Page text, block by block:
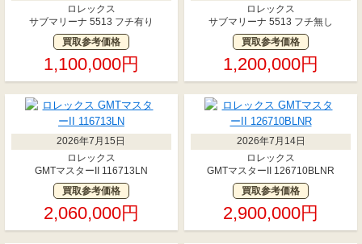
ロレックス
サブマリーナ 5513 フチ有り
買取参考価格
1,100,000円
ロレックス
サブマリーナ 5513 フチ無し
買取参考価格
1,200,000円
2026年7月15日
ロレックス
GMTマスターII 116713LN
買取参考価格
2,060,000円
2026年7月14日
ロレックス
GMTマスターII 126710BLNR
買取参考価格
2,900,000円